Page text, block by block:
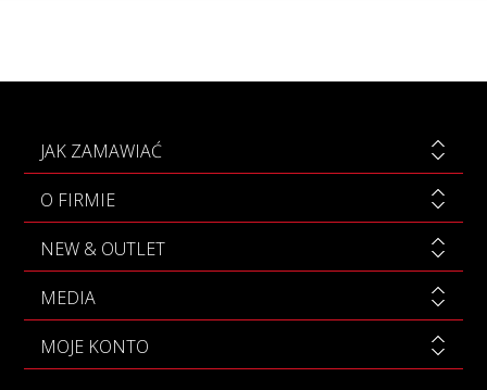
JAK ZAMAWIAĆ
O FIRMIE
NEW & OUTLET
MEDIA
MOJE KONTO